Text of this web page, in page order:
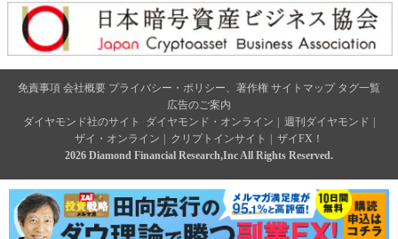
免責事項 会社概要 プライバシー・ポリシー、著作権 サイトマップ タグ一覧
広告のご案内
ダイヤモンド社のサイト
ダイヤモンド・オンライン 週刊ダイヤモンド
ザイ・オンライン
クリプトインサイト
ザイFX！
2026 Diamond Financial Research,Inc All Rights Reserved.